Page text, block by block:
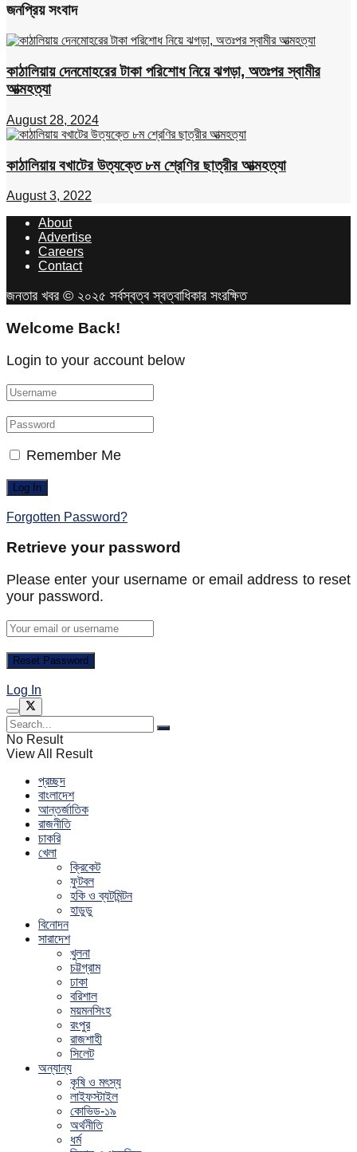
জনপ্রিয় সংবাদ
কাঠালিয়ায় দেনমোহরের টাকা পরিশোধ নিয়ে ঝগড়া, অতঃপর স্বামীর
আত্মহত্যা
August 28, 2024
কাঠালিয়ায় বখাটের উত্যক্তে ৮ম শ্রেণির ছাত্রীর আত্মহত্যা
August 3, 2022
About
Advertise
Careers
Contact
জনতার খবর © ২০২৫ সর্বস্বত্ব স্বত্বাধিকার সংরক্ষিত
Welcome Back!
Login to your account below
Remember Me
Forgotten Password?
Retrieve your password
Please enter your username or email address to reset
your password.
Log In
No Result
View All Result
প্রচ্ছদ
বাংলাদেশ
আন্তর্জাতিক
রাজনীতি
চাকরি
খেলা
ক্রিকেট
ফুটবল
হকি ও ব্যটমিন্টন
হাডুডু
বিনোদন
সারাদেশ
খুলনা
চট্টগ্রাম
ঢাকা
বরিশাল
ময়মনসিংহ
রংপুর
রাজশাহী
সিলেট
অন্যান্য
কৃষি ও মৎস্য
লাইফস্টাইল
কোভিড-১৯
অর্থনীতি
ধর্ম